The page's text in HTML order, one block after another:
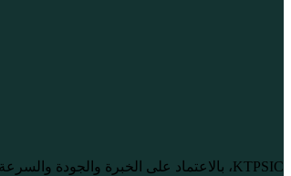
KTPSIC، بالاعتماد على الخبرة والجودة والسرعة، يتيح توفير المواد الكيميائية بشكل موثوق للصناعات الكبرى على مستوى احترافي.